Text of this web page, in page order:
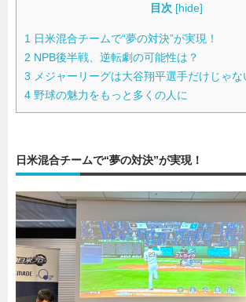
目次 [hide]
1 日米混合チームで“夢の対決”が実現！
2 NPB後半戦、逆転劇の可能性は？
3 メジャーリーグは大谷翔平選手だけじゃな
4 野球の魅力をもっと多くの人に
日米混合チームで“夢の対決”が実現！